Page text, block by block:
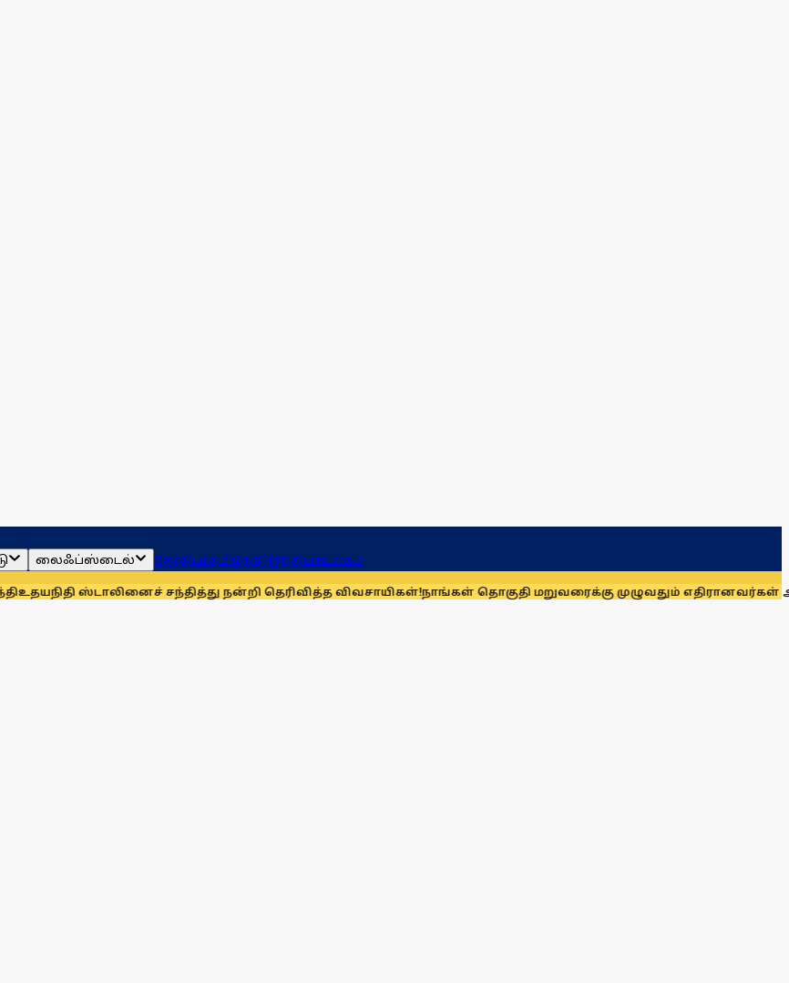
லைஃப்ஸ்டைல் ஜோதிடம்தமிழ்நாடுஇந்தியாஉலகம்
சந்தித்து நன்றி தெரிவித்த விவசாயிகள்!நாங்கள் தொகுதி மறுவரைக்கு முழுவதும் எதிரானவர்கள் அல்லர்: